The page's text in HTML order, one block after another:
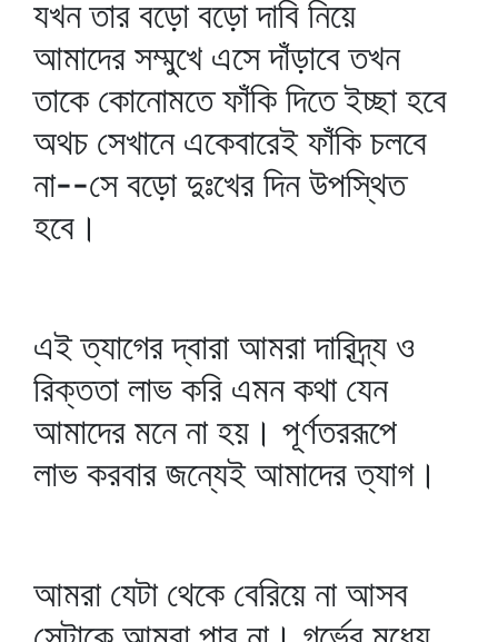
যখন তার বড়ো বড়ো দাবি নিয়ে
আমাদের সম্মুখে এসে দাঁড়াবে তখন
তাকে কোনোমতে ফাঁকি দিতে ইচ্ছা হবে
অথচ সেখানে একেবারেই ফাঁকি চলবে
না--সে বড়ো দুঃখের দিন উপস্থিত
হবে।
এই ত্যাগের দ্বারা আমরা দারিদ্র্য ও
রিক্ততা লাভ করি এমন কথা যেন
আমাদের মনে না হয়। পূর্ণতররূপে
লাভ করবার জন্যেই আমাদের ত্যাগ।
আমরা যেটা থেকে বেরিয়ে না আসব